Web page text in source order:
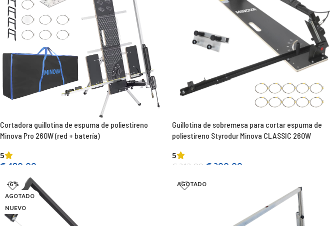
Cortadora guillotina de espuma de poliestireno
Minova Pro 260W (red + batería)
5
€ 480,00
Añadir a la cesta
Guillotina de sobremesa para cortar espuma de
poliestireno Styrodur Minova CLASSIC 260W
5
€ 312,00 € 300,00
-6%
AGOTADO
NUEVO
AGOTADO